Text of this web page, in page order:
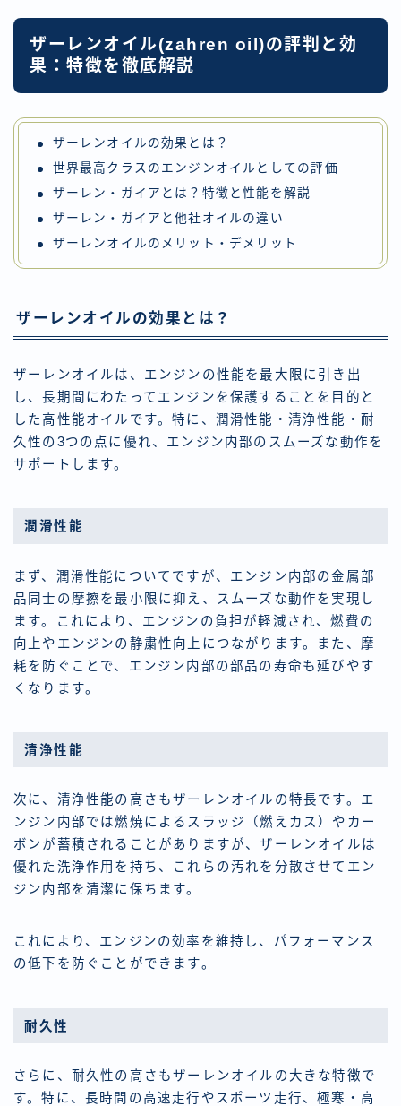
ザーレンオイル(zahren oil)の評判と効
果：特徴を徹底解説
ザーレンオイルの効果とは？
世界最高クラスのエンジンオイルとしての評価
ザーレン・ガイアとは？特徴と性能を解説
ザーレン・ガイアと他社オイルの違い
ザーレンオイルのメリット・デメリット
ザーレンオイルの効果とは？
ザーレンオイルは、エンジンの性能を最大限に引き出
し、長期間にわたってエンジンを保護することを目的と
した高性能オイルです。特に、潤滑性能・清浄性能・耐
久性の3つの点に優れ、エンジン内部のスムーズな動作を
サポートします。
潤滑性能
まず、潤滑性能についてですが、エンジン内部の金属部
品同士の摩擦を最小限に抑え、スムーズな動作を実現し
ます。これにより、エンジンの負担が軽減され、燃費の
向上やエンジンの静粛性向上につながります。また、摩
耗を防ぐことで、エンジン内部の部品の寿命も延びやす
くなります。
清浄性能
次に、清浄性能の高さもザーレンオイルの特長です。エ
ンジン内部では燃焼によるスラッジ（燃えカス）やカー
ボンが蓄積されることがありますが、ザーレンオイルは
優れた洗浄作用を持ち、これらの汚れを分散させてエン
ジン内部を清潔に保ちます。
これにより、エンジンの効率を維持し、パフォーマンス
の低下を防ぐことができます。
耐久性
さらに、耐久性の高さもザーレンオイルの大きな特徴で
す。特に、長時間の高速走行やスポーツ走行、極寒・高